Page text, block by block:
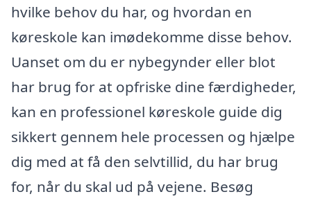
hvilke behov du har, og hvordan en
køreskole kan imødekomme disse behov.
Uanset om du er nybegynder eller blot
har brug for at opfriske dine færdigheder,
kan en professionel køreskole guide dig
sikkert gennem hele processen og hjælpe
dig med at få den selvtillid, du har brug
for, når du skal ud på vejene. Besøg